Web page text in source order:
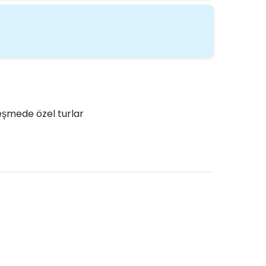
özel turlar